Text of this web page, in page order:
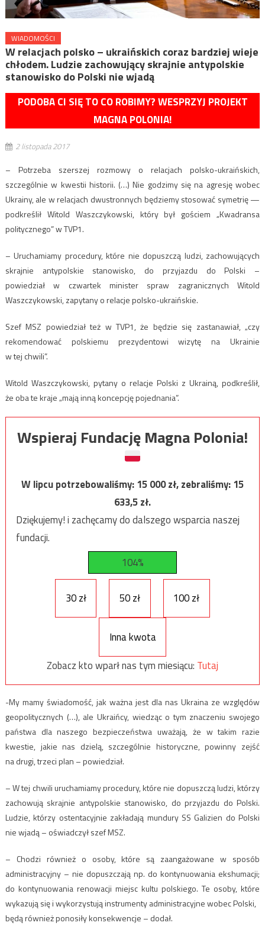
WIADOMOŚCI
W relacjach polsko – ukraińskich coraz bardziej wieje
chłodem. Ludzie zachowujący skrajnie antypolskie
stanowisko do Polski nie wjadą
PODOBA CI SIĘ TO CO ROBIMY? WESPRZYJ PROJEKT
MAGNA POLONIA!
2 listopada 2017
– Potrzeba szerszej rozmowy o relacjach polsko-ukraińskich,
szczególnie w kwestii historii. (…) Nie godzimy się na agresję wobec
Ukrainy, ale w relacjach dwustronnych będziemy stosować symetrię —
podkreślił Witold Waszczykowski, który był gościem „Kwadransa
politycznego” w TVP1.
– Uruchamiamy procedury, które nie dopuszczą ludzi, zachowujących
skrajnie antypolskie stanowisko, do przyjazdu do Polski –
powiedział w czwartek minister spraw zagranicznych Witold
Waszczykowski, zapytany o relacje polsko-ukraińskie.
Szef MSZ powiedział też w TVP1, że będzie się zastanawiał, „czy
rekomendować polskiemu prezydentowi wizytę na Ukrainie
w tej chwili”.
Witold Waszczykowski, pytany o relacje Polski z Ukrainą, podkreślił,
że oba te kraje „mają inną koncepcję pojednania”.
Wspieraj Fundację Magna Polonia!
W lipcu potrzebowaliśmy:15 000zł, zebraliśmy:15
633,5zł.
Dziękujemy! i zachęcamy do dalszego wsparcia naszej
fundacji.
104%
30 zł 50 zł 100 zł
Inna kwota
Zobacz kto wparł nas tym miesiącu: Tutaj
-My mamy świadomość, jak ważna jest dla nas Ukraina ze względów
geopolitycznych (…), ale Ukraińcy, wiedząc o tym znaczeniu swojego
państwa dla naszego bezpieczeństwa uważają, że w takim razie
kwestie, jakie nas dzielą, szczególnie historyczne, powinny zejść
na drugi, trzeci plan – powiedział.
– W tej chwili uruchamiamy procedury, które nie dopuszczą ludzi, którzy
zachowują skrajnie antypolskie stanowisko, do przyjazdu do Polski.
Ludzie, którzy ostentacyjnie zakładają mundury SS Galizien do Polski
nie wjadą – oświadczył szef MSZ.
– Chodzi również o osoby, które są zaangażowane w sposób
administracyjny – nie dopuszczają np. do kontynuowania ekshumacji;
do kontynuowania renowacji miejsc kultu polskiego. Te osoby, które
wykazują się i wykorzystują instrumenty administracyjne wobec Polski,
będą również ponosiły konsekwencje – dodał.